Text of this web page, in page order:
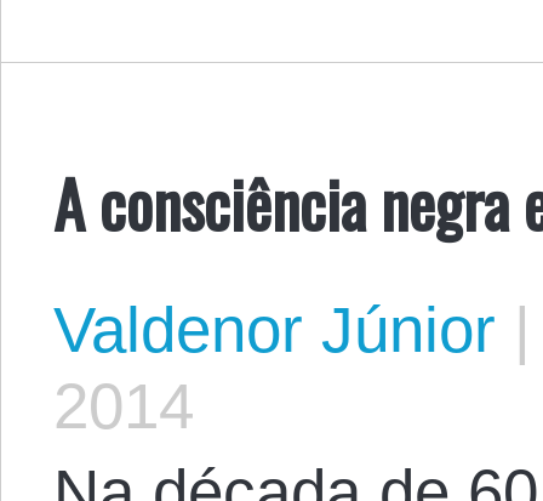
A consciência
Valdenor Júnior |
2014